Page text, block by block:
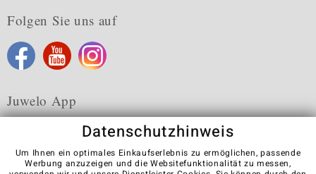
Folgen Sie uns auf
Juwelo App
Datenschutzhinweis
Um Ihnen ein optimales Einkaufserlebnis zu ermöglichen, passende
Werbung anzuzeigen und die Websitefunktionalität zu messen,